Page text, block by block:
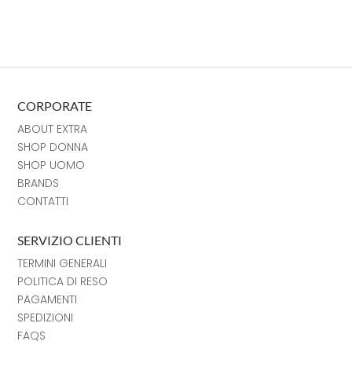
CORPORATE
ABOUT EXTRA
SHOP DONNA
SHOP UOMO
BRANDS
CONTATTI
SERVIZIO CLIENTI
TERMINI GENERALI
POLITICA DI RESO
PAGAMENTI
SPEDIZIONI
FAQS